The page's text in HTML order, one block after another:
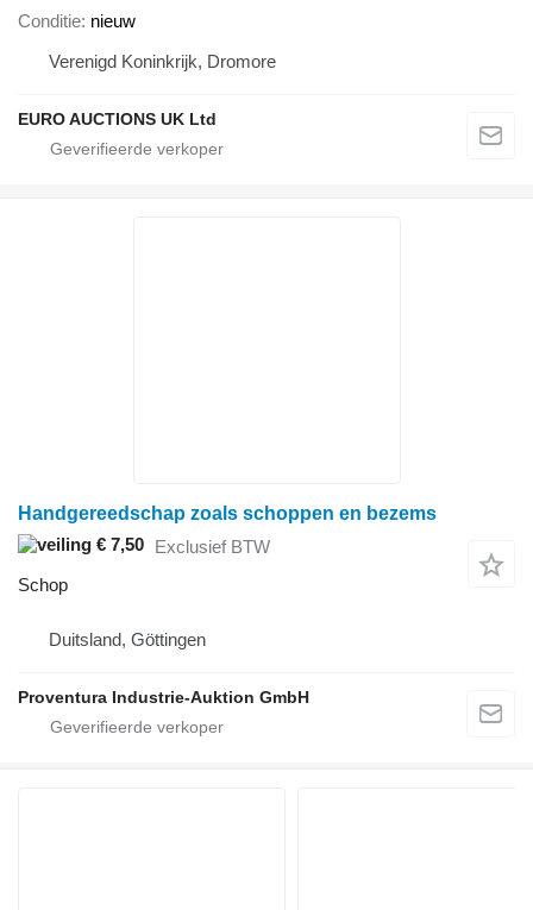
Conditie nieuw
Verenigd Koninkrijk, Dromore
EURO AUCTIONS UK Ltd
Handgereedschap zoals schoppen en bezems
€ 7,50 Exclusief BTW
Schop
Duitsland, Göttingen
Proventura Industrie-Auktion GmbH